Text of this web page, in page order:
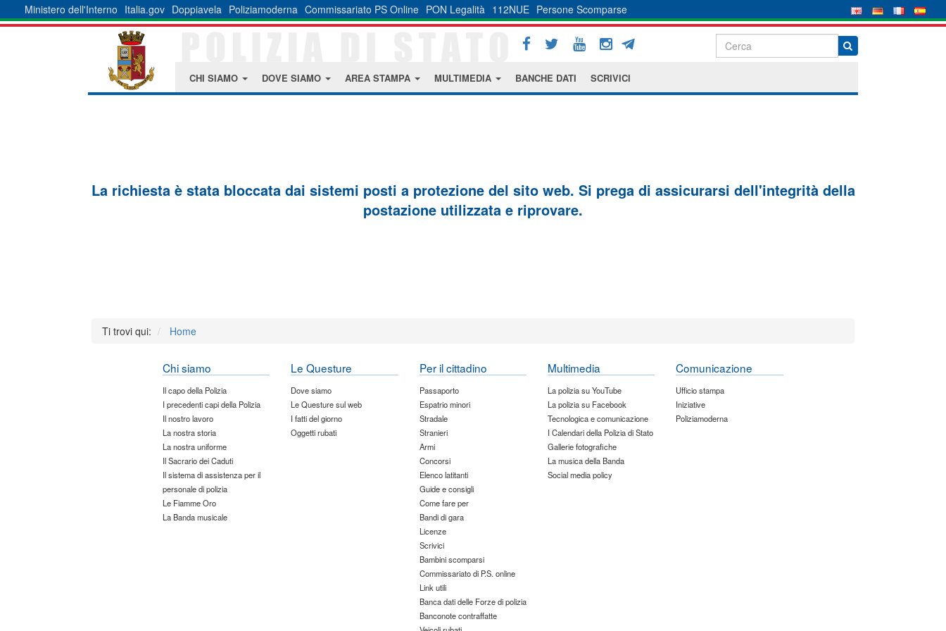
Ministero dell'Interno Italia.gov Doppiavela Poliziamoderna Commissariato PS Online PON Legalità 112NUE Persone Scomparse
CHI SIAMO DOVE SIAMO AREA STAMPA MULTIMEDIA BANCHE DATI SCRIVICI
La richiesta è stata bloccata dai sistemi posti a protezione del sito web. Si prega di assicurarsi dell'integrità della
postazione utilizzata e riprovare.
Ti trovi qui: Home
Chi siamo
Il capo della Polizia
I precedenti capi della Polizia
Il nostro lavoro
La nostra storia
La nostra uniforme
Il Sacrario dei Caduti
Il sistema di assistenza per il
personale di polizia
Le Fiamme Oro
La Banda musicale
Le Questure
Dove siamo
Le Questure sul web
I fatti del giorno
Oggetti rubati
Per il cittadino
Passaporto
Espatrio minori
Stradale
Stranieri
Armi
Concorsi
Elenco latitanti
Guide e consigli
Come fare per
Bandi di gara
Licenze
Scrivici
Bambini scomparsi
Commissariato di P.S. online
Link utili
Banca dati delle Forze di polizia
Banconote contraffatte
Multimedia
La polizia su YouTube
La polizia su Facebook
Tecnologica e comunicazione
I Calendari della Polizia di Stato
Gallerie fotografiche
La musica della Banda
Social media policy
Comunicazione
Ufficio stampa
Iniziative
Poliziamoderna